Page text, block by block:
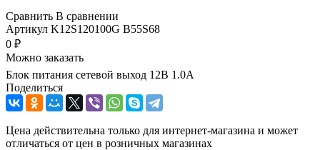
Сравнить В сравнении
Артикул K12S120100G B55S68
0 ₽
Можно заказать
Блок питания сетевой выход 12В 1.0А
Поделиться
Цена действительна только для интернет-магазина и может
отличаться от цен в розничных магазинах